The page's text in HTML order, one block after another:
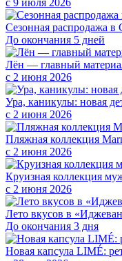
с 9 июля 2026
Сезонная распродажа
До окончания 5 дней
Лён — главный
с 2 июня 2026
Ура, каникулы: новая
с 2 июня 2026
Пляжная коллекция
с 2 июня 2026
Круизная коллекция
с 2 июня 2026
Лето вкусов в
До окончания 3 дня
Новая капсула LIMÉ: